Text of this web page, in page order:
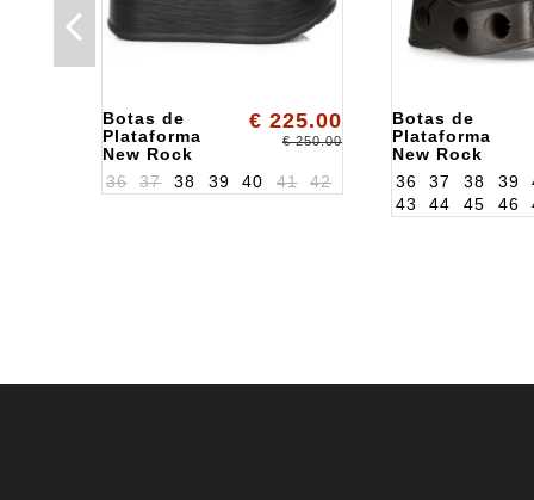
Botas de
Plataforma
New Rock
ALKEP106S1
€ 225.00
€ 250.00
36 37 38 39 40 41 42
Botas de
Plataforma
New Rock
ALK373S94
36 37 38 39
43
44 45 46